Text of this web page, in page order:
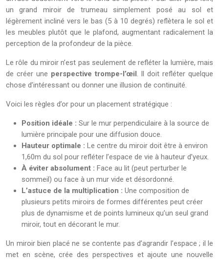
un grand miroir de trumeau simplement posé au sol et
légèrement incliné vers le bas (5 à 10 degrés) reflètera le sol et
les meubles plutôt que le plafond, augmentant radicalement la
perception de la profondeur de la pièce.
Le rôle du miroir n’est pas seulement de refléter la lumière, mais
de créer une perspective trompe-l’œil. Il doit refléter quelque
chose d’intéressant ou donner une illusion de continuité.
Voici les règles d’or pour un placement stratégique :
Position idéale : Sur le mur perpendiculaire à la source de
lumière principale pour une diffusion douce.
Hauteur optimale : Le centre du miroir doit être à environ
1,60m du sol pour refléter l’espace de vie à hauteur d’yeux.
À éviter absolument : Face au lit (peut perturber le
sommeil) ou face à un mur vide et désordonné.
L’astuce de la multiplication : Une composition de
plusieurs petits miroirs de formes différentes peut créer
plus de dynamisme et de points lumineux qu’un seul grand
miroir, tout en décorant le mur.
Un miroir bien placé ne se contente pas d’agrandir l’espace ; il le
met en scène, crée des perspectives et ajoute une nouvelle